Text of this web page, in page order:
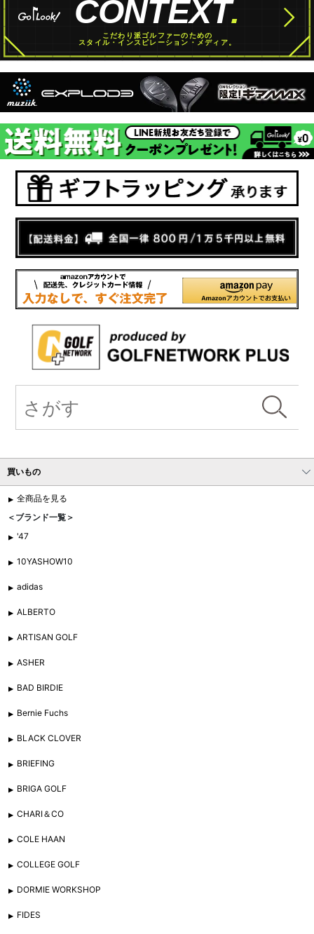
買いもの
全商品を見る
＜ブランド一覧＞
'47
10YASHOW10
adidas
ALBERTO
ARTISAN GOLF
ASHER
BAD BIRDIE
Bernie Fuchs
BLACK CLOVER
BRIEFING
BRIGA GOLF
CHARI＆CO
COLE HAAN
COLLEGE GOLF
DORMIE WORKSHOP
FIDES